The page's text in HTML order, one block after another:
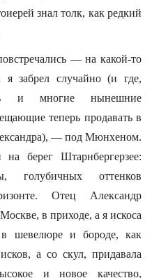
знал толк, как редкий
— на какой-то
я забрел случайно (и где,
и многие нынешние
теперь продавать в
— под Мюнхеном.
берег Штарнбергерзее:
голубичных оттенков
Отец Александр
в приходе, а я искоса
в шевелюре и бороде, как
а со скул, придавала
и новое качество,